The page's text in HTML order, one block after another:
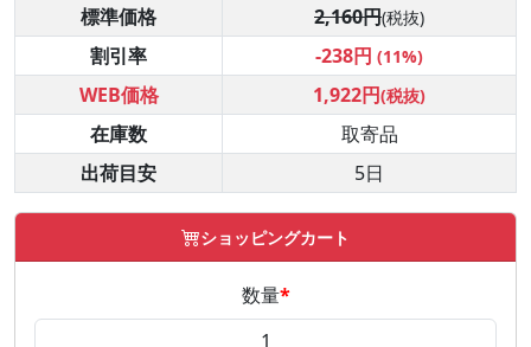
標準価格
2,160円(税抜)
割引率 -238円 (11%)
WEB価格 1,922円(税抜)
在庫数
取寄品
出荷目安
5日
ショッピングカート
数量*